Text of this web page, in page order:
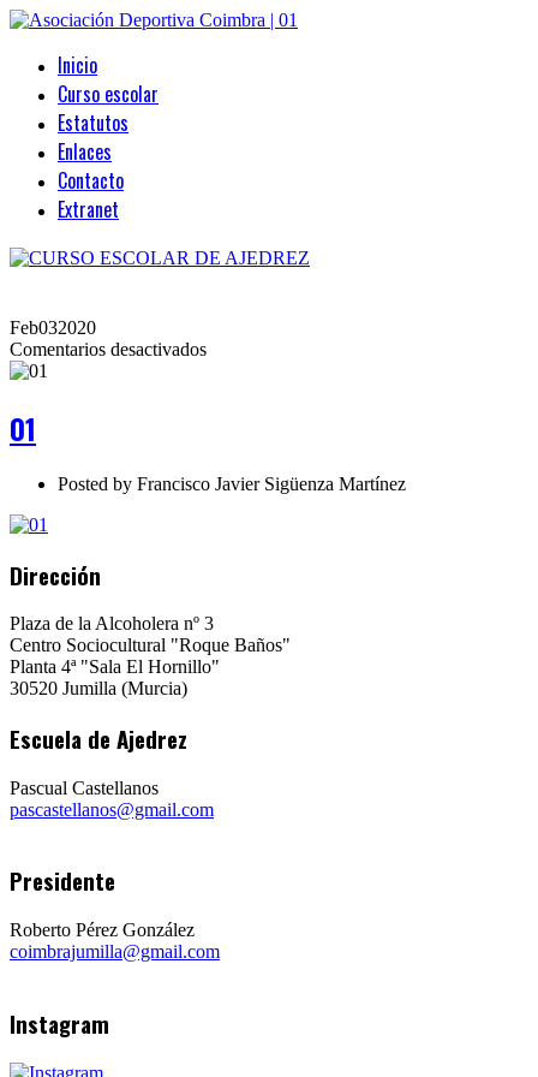
Inicio
Curso escolar
Estatutos
Enlaces
Contacto
Extranet
Feb032020
Comentarios desactivadosen
01
Posted by Francisco Javier Sigüenza Martínez
Dirección
Plaza de la Alcoholera nº 3
Centro Sociocultural "Roque Baños"
Planta 4ª "Sala El Hornillo"
30520 Jumilla (Murcia)
Escuela de Ajedrez
Pascual Castellanos
pascastellanos@gmail.com
Presidente
Roberto Pérez González
coimbrajumilla@gmail.com
Instagram